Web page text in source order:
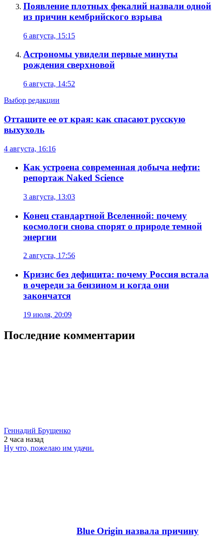
Появление плотных фекалий назвали одной
из причин кембрийского взрыва
6 августа, 15:15
Астрономы увидели первые минуты
рождения сверхновой
6 августа, 14:52
Выбор редакции
Оттащите ее от края: как спасают русскую
выхухоль
4 августа, 16:16
Как устроена современная добыча нефти:
репортаж Naked Science
3 августа, 13:03
Конец стандартной Вселенной: почему
космологи снова спорят о природе темной
энергии
2 августа, 17:56
Кризис без дефицита: почему Россия встала
в очереди за бензином и когда они
закончатся
19 июля, 20:09
Последние комментарии
Геннадий Брущенко
2 часа назад
Ну что, пожелаю им удачи.
Blue Origin назвала причину